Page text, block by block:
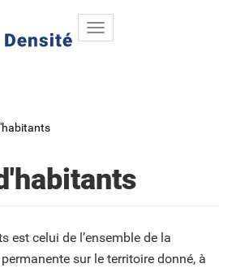
Toggle
est celui de l’ensemble de la
sur le territoire donné, à